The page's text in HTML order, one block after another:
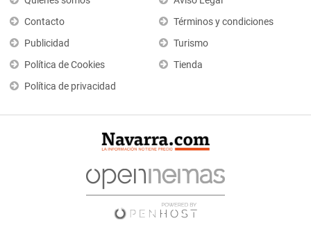
Contacto
Publicidad
Política de Cookies
Política de privacidad
Términos y condiciones
Turismo
Tienda